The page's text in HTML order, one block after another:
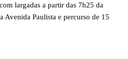
largadas a partir das 7h25 da
Avenida Paulista e percurso de 15